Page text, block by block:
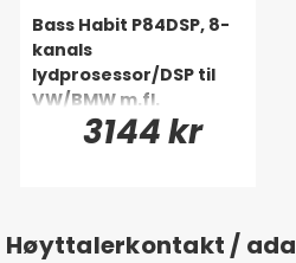
Bass Habit P84DSP, 8-
kanals
lydprosessor/DSP til
VW/BMW m.fl.
(Quadlock)
3144 kr
Høyttalerkontakt /